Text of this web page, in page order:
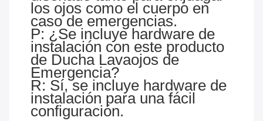
los ojos como el cuerpo en
caso de emergencias.
P: ¿Se incluye hardware de
instalación con este producto
de Ducha Lavaojos de
Emergencia?
R: Sí, se incluye hardware de
instalación para una fácil
configuración.